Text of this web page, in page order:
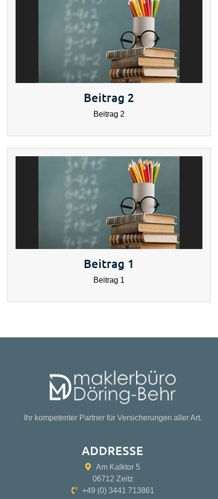
Beitrag 2
Beitrag 2
Beitrag 1
Beitrag 1
Ihr kompetenter Partner für Versicherungen aller Art.
ADDRESSE
Am Kalktor 5
06712 Zeitz
+49 (0) 3441 713861